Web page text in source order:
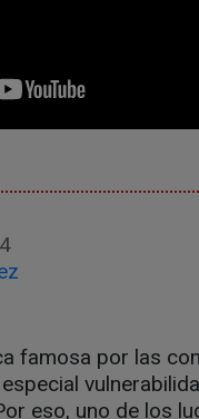
famosa por las
eso, uno de los